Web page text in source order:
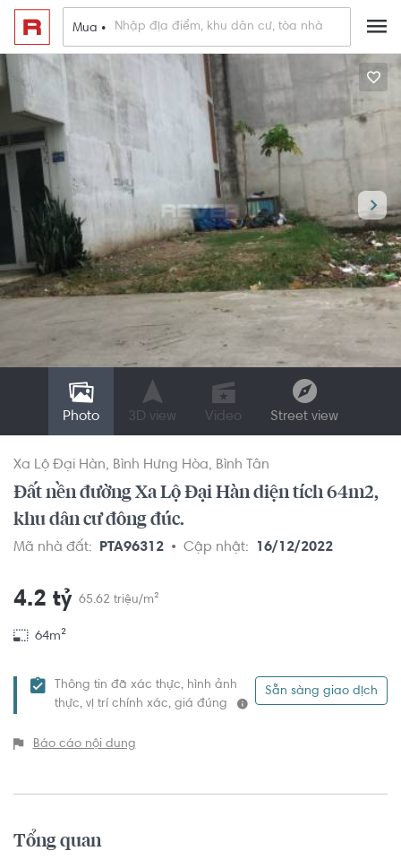
Mua •
Photo 3D view Video Street view
Xa Lộ Đại Hàn Bình Hưng Hòa Bình Tân
Đất nền đường Xa Lộ Đại Hàn diện tích 64m2,
khu dân cư đông đúc.
Mã nhà đất: PTA96312 Cập nhật: 16/12/2022
4.2 tỷ 65.62 triệu/m²
64m²
Thông tin đã xác thực, hình ảnh
thực, vị trí chính xác, giá đúng
Sẵn sàng giao dịch
Báo cáo nội dung
Tổng quan